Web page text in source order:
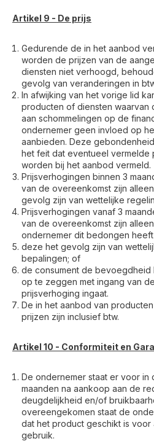
Artikel 9 - De prijs
Gedurende de in het aanbod
worden de prijzen van de
diensten niet verhoogd,
gevolg van veranderingen in
In afwijking van het vorige lid
producten of diensten waarvan
aan schommelingen op de
ondernemer geen invloed op
aanbieden. Deze
het feit dat eventueel vermelde
worden bij het aanbod vermeld.
Prijsverhogingen binnen 3
van de overeenkomst zijn
gevolg zijn van wettelijke
Prijsverhogingen vanaf 3
van de overeenkomst zijn
ondernemer dit bedongen heeft
deze het gevolg zijn van
bepalingen; of
de consument de
op te zeggen met ingang van
prijsverhoging ingaat.
De in het aanbod van
prijzen zijn inclusief btw.
Artikel 10 - Conformiteit en
De ondernemer staat er voor in
maanden na aankoop aan de
deugdelijkheid en/of
overeengekomen staat de
dat het product geschikt is voor
gebruik.